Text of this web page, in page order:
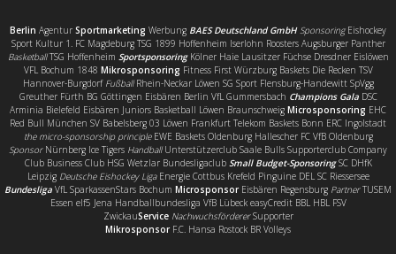
Berlin Agentur Sportmarketing Werbung BAES Deutschland GmbH SponsoringEishockey
Sport Kultur 1. FC Magdeburg TSG 1899 Hoffenheim Iserlohn Roosters Augsburger Panther
BasketballTSG Hoffenheim SportsponsoringKölner Haie Lausitzer Füchse Dresdner Eislöwen
VFL Bochum 1848 Mikrosponsoring Fitness First Würzburg Baskets Die Recken TSV
Hannover-Burgdorf FußballRhein-Neckar Löwen SG Sport Flensburg-Handewitt SpVgg
Greuther Fürth BG Göttingen Eisbären Berlin VfL Gummersbach Champions GalaDSC
Arminia Bielefeld Eisbären Juniors Basketball Löwen Braunschweig Microsponsoring EHC
Red Bull München SV Babelsberg 03 Löwen Frankfurt Telekom Baskets Bonn ERC Ingolstadt
the micro-sponsorship principleEWE Baskets Oldenburg Hallescher FC VfB Oldenburg
SponsorNürnberg Ice Tigers HandballUnterstützerclub Saale Bulls Supporterclub Company
Club Business Club HSG Wetzlar Bundesligaclub Small Budget-SponsoringSC DHfK
Leipzig Deutsche Eishockey LigaEnergie Cottbus Krefeld Pinguine DEL SC Riessersee
Bundesliga VfL SparkassenStars Bochum MicrosponsorEisbären Regensburg PartnerTUSEM
Essen elf5 Jena Handballbundesliga VfB Lübeck easyCredit BBL HBL FSV
ZwickauService NachwuchsfördererSupporter
MikrosponsorF.C. Hansa Rostock BR Volleys